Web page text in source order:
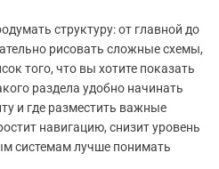
структуру: от главной до
рисовать сложные схемы,
того, что вы хотите показать
раздела удобно начинать
и где разместить важные
навигацию, снизит уровень
системам лучше понимать